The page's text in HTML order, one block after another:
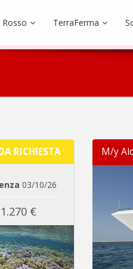
TerraFerma
RICHIESTA
03/10/26
1.270 €
Next
M/y